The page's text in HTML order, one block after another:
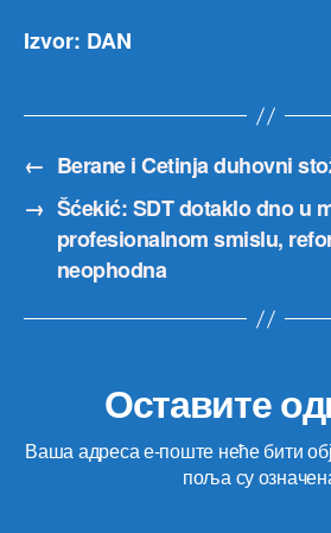
Izvor: DAN
← Berane i Cetinja duhovni
→ Šćekić: SDT dotaklo dno u
profesionalnom smislu,
neophodna
Оставите
Ваша адреса е-поште неће бити
поља су